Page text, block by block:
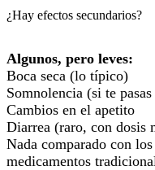
¿Hay efectos secundarios?
Algunos, pero leves:
Boca seca (lo típico)
Somnolencia (si te
Cambios en el apetito
Diarrea (raro, con dosis
Nada comparado con
medicamentos